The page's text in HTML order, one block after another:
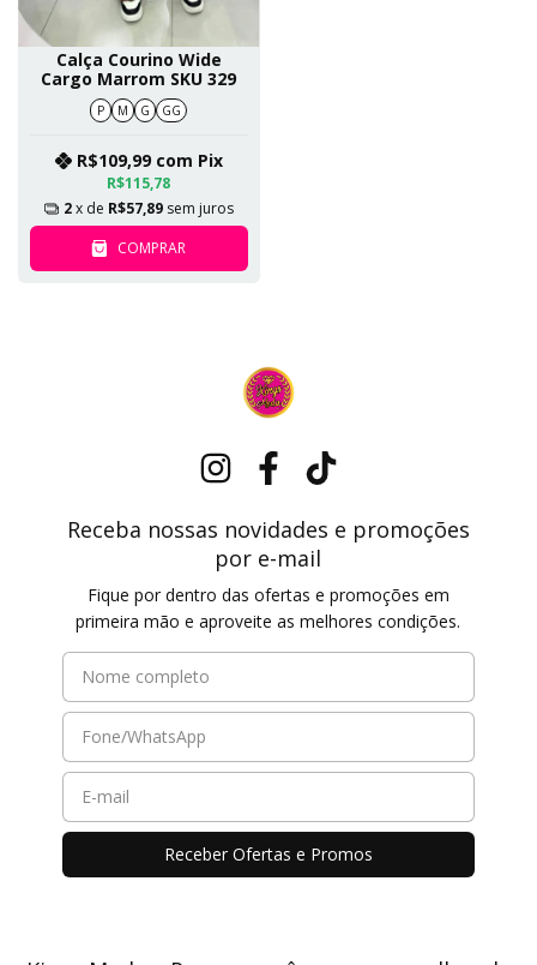
Calça Courino Wide
Cargo Marrom SKU 329
P M G GG
R$115,78
R$109,99 com Pix
2x de R$57,89 sem juros
COMPRAR
Receba nossas novidades e promoções
por e-mail
Fique por dentro das ofertas e promoções em
primeira mão e aproveite as melhores condições.